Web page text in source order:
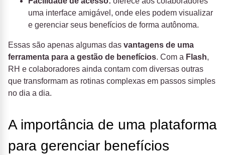
uma interface amigável, onde eles podem visualizar
e gerenciar seus benefícios de forma autônoma.
Essas são apenas algumas das vantagens de uma
ferramenta para a gestão de benefícios. Com a Flash,
RH e colaboradores ainda contam com diversas outras
que transformam as rotinas complexas em passos simples
no dia a dia.
A importância de uma plataforma
para gerenciar benefícios